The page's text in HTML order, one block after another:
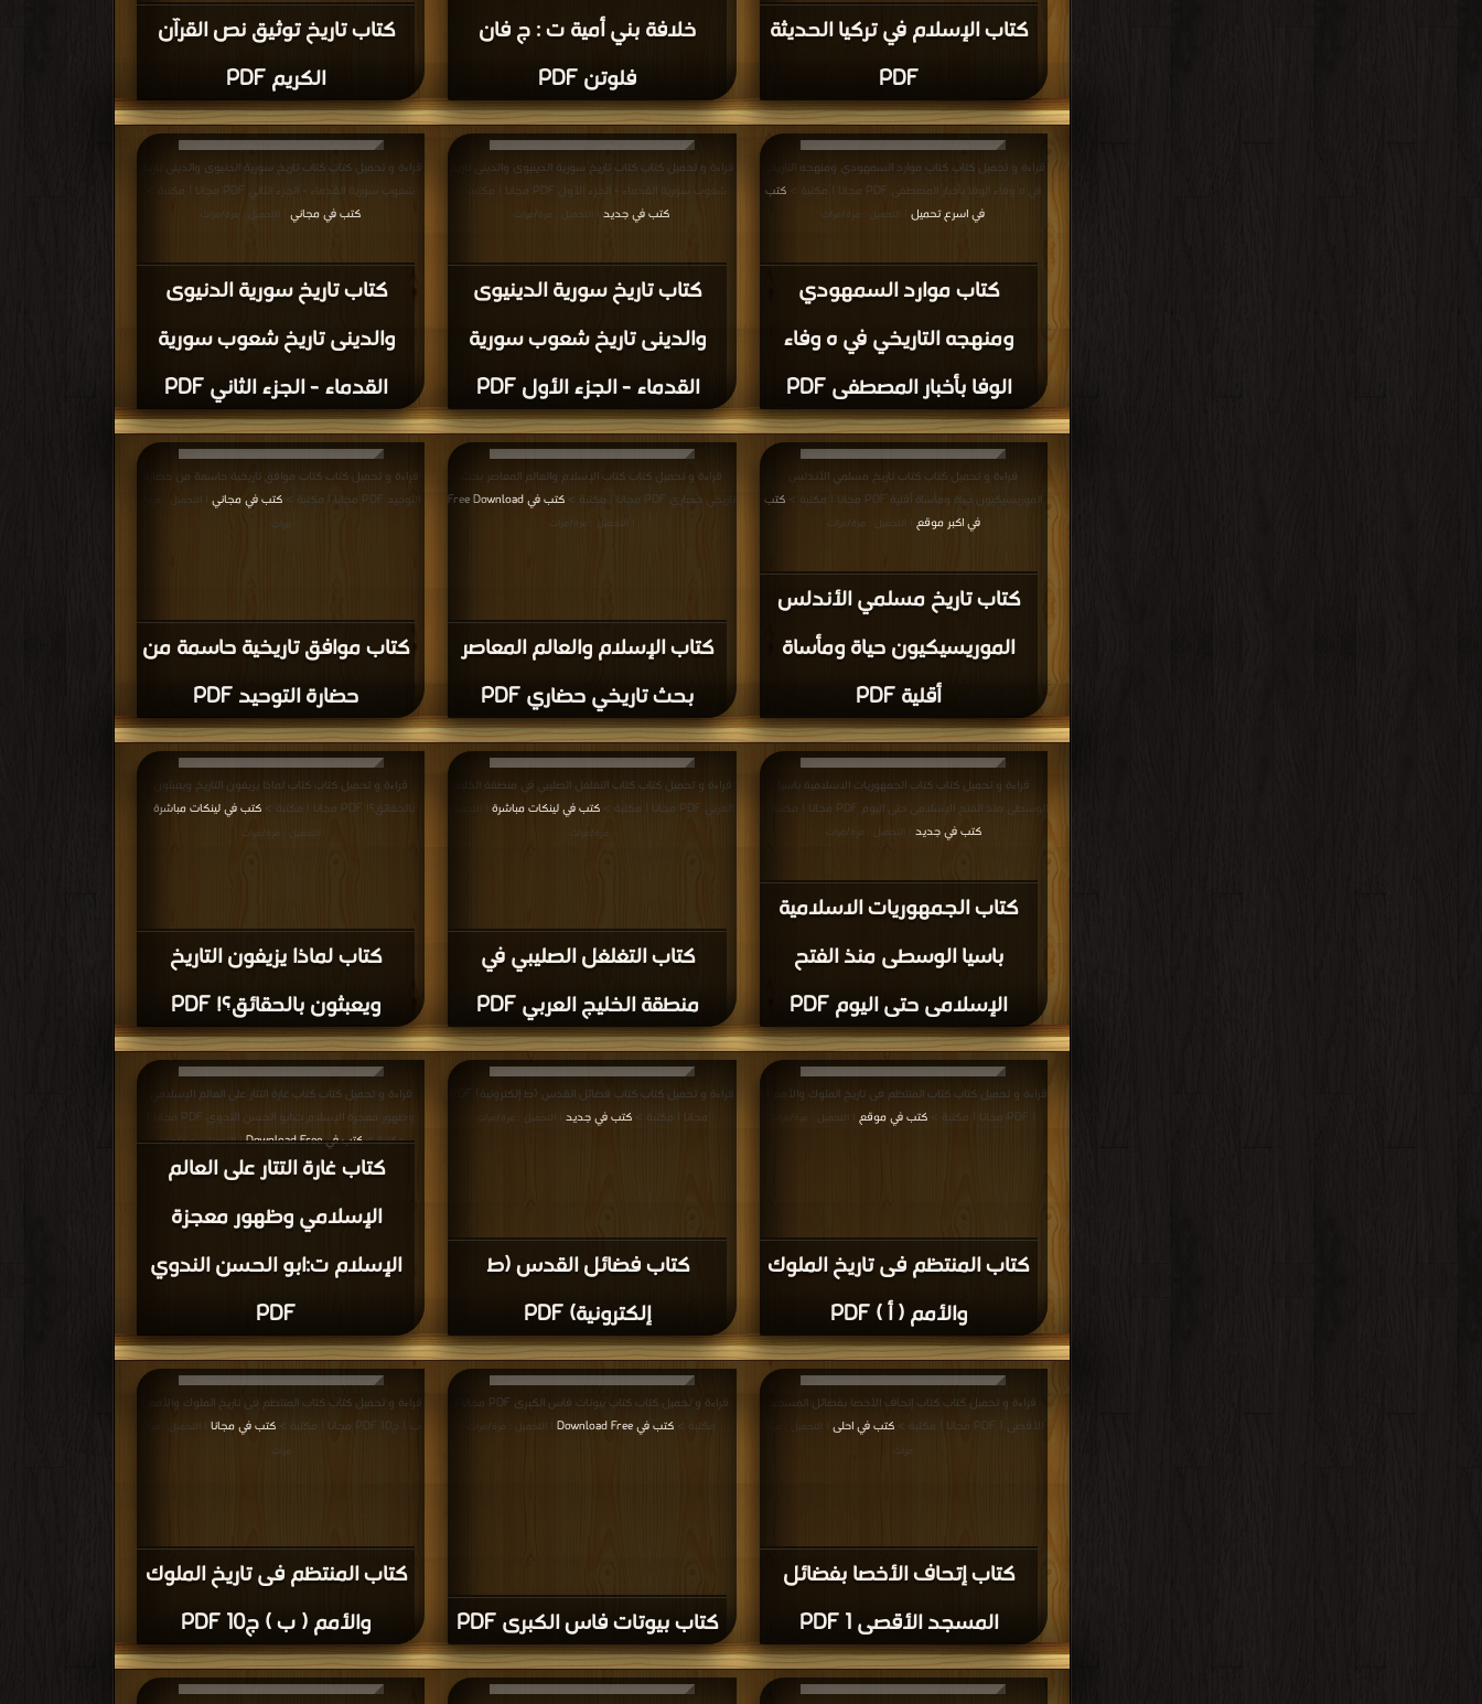
كتاب تاريخ توثيق نص القرآن
الكريم PDF
خلافة بني أمية ت : ج فان
فلوتن PDF
كتاب الإسلام في تركيا الحديثة
PDF
كتاب تاريخ سورية الدنيوى
والدينى تاريخ شعوب سورية
القدماء - الجزء الثاني PDF
قراءة و تحميل كتاب كتاب تاريخ سورية الدنيوى والدينى تاريخ
شعوب سورية القدماء - الجزء الثاني PDF مجانا | مكتبة >
كتب في مجاني | التحميل : مرة/مرات
كتاب تاريخ سورية الدينيوى
والدينى تاريخ شعوب سورية
القدماء - الجزء الأول PDF
قراءة و تحميل كتاب كتاب تاريخ سورية الدينيوى والدينى تاريخ
شعوب سورية القدماء - الجزء الأول PDF مجانا | مكتبة >
كتب في جديد | التحميل : مرة/مرات
كتاب موارد السمهودي
ومنهجه التاريخي في ه وفاء
الوفا بأخبار المصطفى PDF
قراءة و تحميل كتاب كتاب موارد السمهودي ومنهجه التاريخي
في ه وفاء الوفا بأخبار المصطفى PDF مجانا | مكتبة >
كتب
في اسرع تحميل
| التحميل : مرة/مرات
كتاب موافق تاريخية حاسمة من
حضارة التوحيد PDF
قراءة و تحميل كتاب كتاب موافق تاريخية حاسمة من حضارة
التوحيد PDF مجانا | مكتبة >
كتب في مجاني | التحميل : مرة/
مرات
كتاب الإسلام والعالم المعاصر
بحث تاريخي حضاري PDF
قراءة و تحميل كتاب كتاب الإسلام والعالم المعاصر بحث
تاريخي حضاري PDF مجانا | مكتبة >
كتب في Free Download
| التحميل : مرة/مرات
كتاب تاريخ مسلمي الأندلس
الموريسيكيون حياة ومأساة
أقلية PDF
قراءة و تحميل كتاب كتاب تاريخ مسلمي الأندلس
الموريسيكيون حياة ومأساة أقلية PDF مجانا | مكتبة >
كتب
في اكبر موقع
| التحميل : مرة/مرات
كتاب لماذا يزيفون التاريخ
ويعبثون بالحقائق؟! PDF
قراءة و تحميل كتاب كتاب لماذا يزيفون التاريخ ويعبثون
بالحقائق؟! PDF مجانا | مكتبة >
كتب في لينكات مباشرة
التحميل : مرة/مرات
كتاب التغلغل الصليبي في
منطقة الخليج العربي PDF
قراءة و تحميل كتاب كتاب التغلغل الصليبي في منطقة الخليج
العربي PDF مجانا | مكتبة >
كتب في لينكات مباشرة
: مرة/مرات
كتاب الجمهوريات الاسلامية
باسيا الوسطى منذ الفتح
الإسلامى حتى اليوم PDF
قراءة و تحميل كتاب كتاب الجمهوريات الاسلامية باسيا
الوسطى منذ الفتح الإسلامى حتى اليوم PDF مجانا | مكتبة >
كتب في جديد | التحميل : مرة/مرات
كتاب غارة التتار على العالم
الإسلامي وظهور معجزة
الإسلام ت:ابو الحسن الندوي
PDF
قراءة و تحميل كتاب كتاب غارة التتار على العالم الإسلامي
وظهور معجزة الإسلام ت:ابو الحسن الندوي PDF مجانا |
مكتبة >كتب في Download Free | التحميل : مرة/مرات
كتاب فضائل القدس (ط
إلكترونية) PDF
مجانا | مكتبة >كتب في جديد | التحميل : مرة/مرات
كتاب المنتظم فى تاريخ الملوك
والأمم ( أ ) PDF
قراءة و تحميل كتاب كتاب المنتظم فى تاريخ الملوك والأمم ( أ
) PDF مجانا | مكتبة >
كتب في موقع | التحميل : مرة/مرات
كتاب المنتظم فى تاريخ الملوك
والأمم ( ب ) ج10 PDF
قراءة و تحميل كتاب كتاب المنتظم فى تاريخ الملوك والأمم (
ب ) ج10 PDF مجانا | مكتبة >
كتب في مجانا| التحميل : مرة/
مرات
كتاب بيوتات فاس الكبرى PDF
قراءة و تحميل كتاب كتاب بيوتات فاس الكبرى PDF مجانا |
مكتبة > كتب في Download Free | التحميل : مرة/مرات
كتاب إتحاف الأخصا بفضائل
المسجد الأقصى 1 PDF
قراءة و تحميل كتاب كتاب إتحاف الأخصا بفضائل المسجد
الأقصى 1 PDF مجانا | مكتبة >
كتب في احلى | التحميل : مرة/
مرات